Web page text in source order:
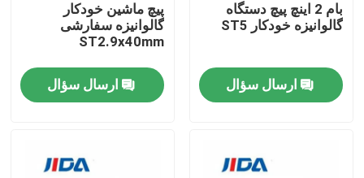
خونه
بام 2 اینچ پیچ دستگاه
گالوانیزه خودکار ST5
ارسال سؤال
پیچ ماشین خودکار
گالوانیزه سفارشی
ST2.9x40mm
ارسال سؤال